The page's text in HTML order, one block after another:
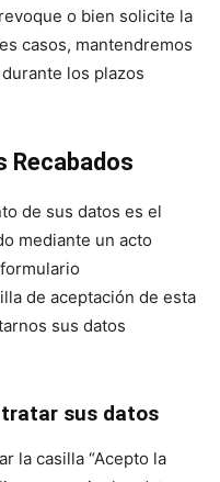
o bien solicite la
casos, mantendremos
los plazos
Recabados
de sus datos es el
mediante un acto
de aceptación de esta
sus datos
sus datos
la casilla “Acepto la